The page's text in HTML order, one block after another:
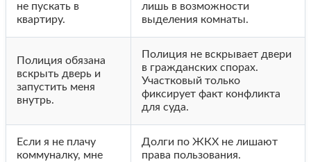
не пускать в
квартиру.
лишь в возможности
выделения комнаты.
Полиция обязана
вскрыть дверь и
запустить меня
внутрь.
Полиция не вскрывает двери
в гражданских спорах.
Участковый только
фиксирует факт конфликта
для суда.
Если я не плачу
коммуналку, мне
Долги по ЖКХ не лишают
права пользования.